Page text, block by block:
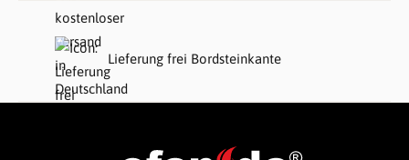
Lieferung frei Bordsteinkante